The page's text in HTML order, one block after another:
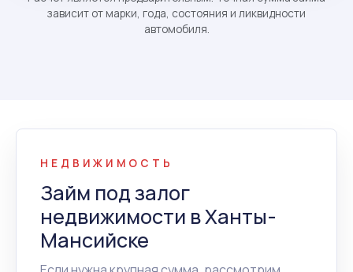
зависит от марки, года, состояния и ликвидности
автомобиля.
НЕДВИЖИМОСТЬ
Займ под залог
недвижимости в Ханты-
Мансийске